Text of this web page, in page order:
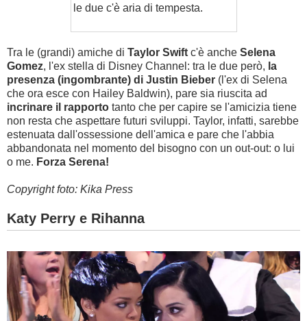
le due c'è aria di tempesta.
Tra le (grandi) amiche di Taylor Swift c'è anche Selena
Gomez, l'ex stella di Disney Channel: tra le due però, la
presenza (ingombrante) di Justin Bieber (l'ex di Selena
che ora esce con Hailey Baldwin), pare sia riuscita ad
incrinare il rapporto tanto che per capire se l'amicizia tiene
non resta che aspettare futuri sviluppi. Taylor, infatti, sarebbe
estenuata dall'ossessione dell'amica e pare che l'abbia
abbandonata nel momento del bisogno con un out-out: o lui
o me. Forza Serena!
Copyright foto: Kika Press
Katy Perry e Rihanna